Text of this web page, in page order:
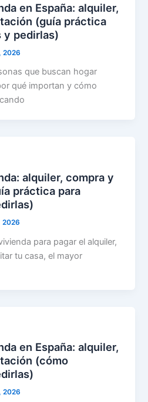
en España: alquiler,
(guía práctica
y pedirlas)
2026
que buscan hogar
qué importan y cómo
alquiler, compra y
práctica para
2026
para pagar el alquiler,
tu casa, el mayor
en España: alquiler,
(cómo
2026